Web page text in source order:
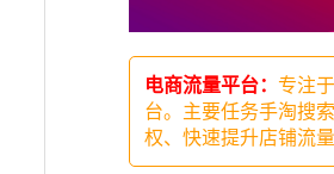
电商流量平台： 专注
台。主要任务手淘搜
权、快速提升店铺流量